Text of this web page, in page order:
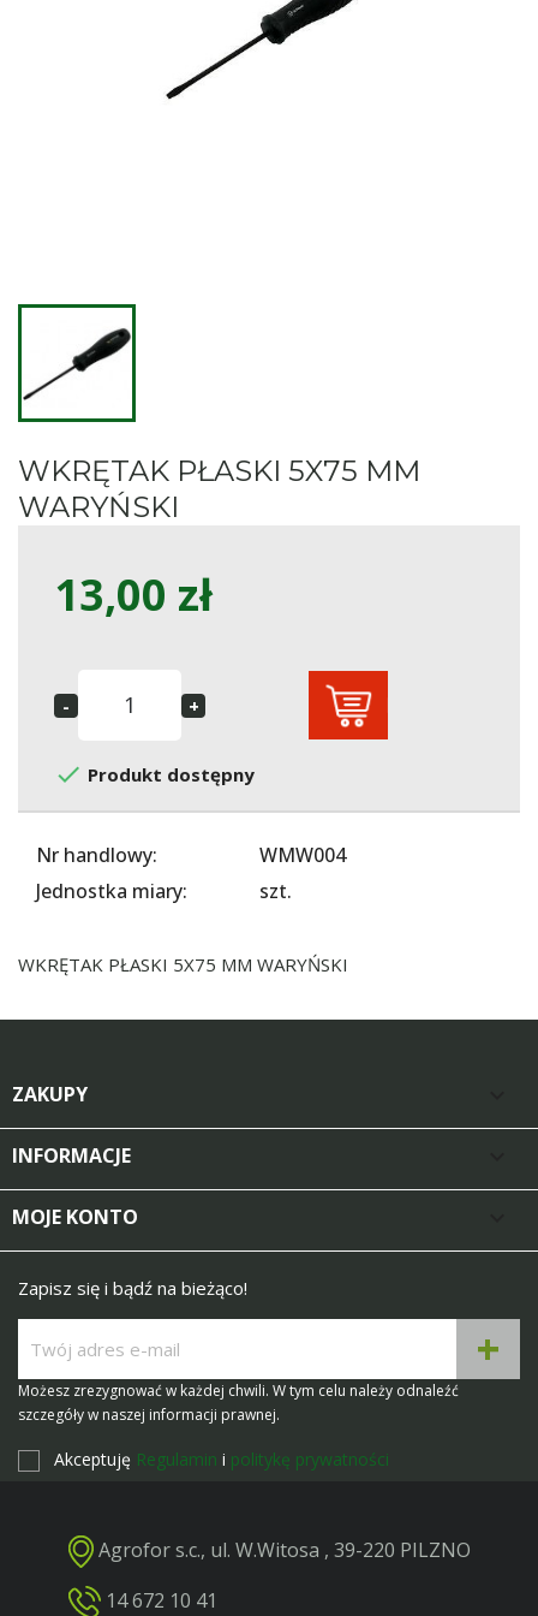
WKRĘTAK PŁASKI 5X75 MM
WARYŃSKI
13,00 zł
 Produkt dostępny
Nr handlowy:
WMW004
Jednostka miary:
szt.
WKRĘTAK PŁASKI 5X75 MM WARYŃSKI
ZAKUPY
INFORMACJE
MOJE KONTO
Zapisz się i bądź na bieżąco!
Możesz zrezygnować w każdej chwili. W tym celu należy odnaleźć
szczegóły w naszej informacji prawnej.
Akceptuję Regulamin i politykę prywatności
Agrofor s.c., ul. W.Witosa , 39-220 PILZNO
14 672 10 41